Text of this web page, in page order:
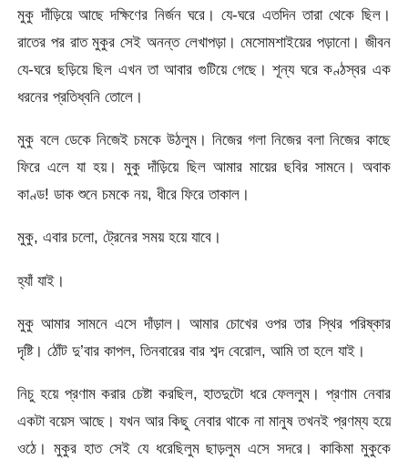
মুকু দাঁড়িয়ে আছে দক্ষিণের নির্জন ঘরে। যে-ঘরে এতদিন তারা থেকে ছিল।
রাতের পর রাত মুকুর সেই অনন্ত লেখাপড়া। মেসোমশাইয়ের পড়ানো। জীবন
যে-ঘরে ছড়িয়ে ছিল এখন তা আবার গুটিয়ে গেছে। শূন্য ঘরে কণ্ঠস্বর এক
ধরনের প্রতিধ্বনি তোলে।
মুকু বলে ডেকে নিজেই চমকে উঠলুম। নিজের গলা নিজের বলা নিজের কাছে
ফিরে এলে যা হয়। মুকু দাঁড়িয়ে ছিল আমার মায়ের ছবির সামনে। অবাক
কাণ্ড! ডাক শুনে চমকে নয়, ধীরে ফিরে তাকাল।
মুকু, এবার চলো, ট্রেনের সময় হয়ে যাবে।
হ্যাঁ যাই।
মুকু আমার সামনে এসে দাঁড়াল। আমার চোখের ওপর তার স্থির পরিষ্কার
দৃষ্টি। ঠোঁট দু’বার কাপল, তিনবারের বার শব্দ বেরোল, আমি তা হলে যাই।
নিচু হয়ে প্রণাম করার চেষ্টা করছিল, হাতদুটো ধরে ফেললুম। প্রণাম নেবার
একটা বয়েস আছে। যখন আর কিছু নেবার থাকে না মানুষ তখনই প্রণম্য হয়ে
ওঠে। মুকুর হাত সেই যে ধরেছিলুম ছাড়লুম এসে সদরে। কাকিমা মুকুকে